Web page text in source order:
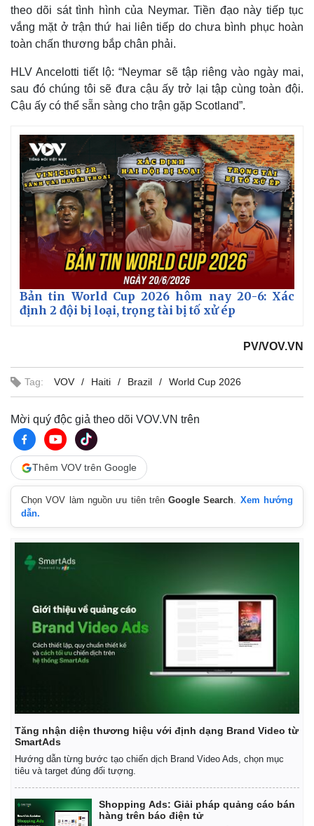
Thế giới
Quan sát
Cuộc sống đó đây
Hồ sơ
Multimedia
Video
Ảnh
E-Magazine
Infographic
theo dõi sát tình hình của Neymar. Tiền đạo này tiếp tục
vắng mặt ở trận thứ hai liên tiếp do chưa bình phục hoàn
toàn chấn thương bắp chân phải.
HLV Ancelotti tiết lộ: “Neymar sẽ tập riêng vào ngày mai,
sau đó chúng tôi sẽ đưa cậu ấy trở lại tập cùng toàn đội.
Cậu ấy có thể sẵn sàng cho trận gặp Scotland”.
Bản tin World Cup 2026 hôm nay 20-6: Xác
định 2 đội bị loại, trọng tài bị tố xử ép
PV/VOV.VN
Tag: VOV Haiti Brazil World Cup 2026
Mời quý độc giả theo dõi VOV.VN trên
Thêm VOV trên Google
Chọn VOV làm nguồn ưu tiên trênGoogle Search. Xem hướng
dẫn.
Tăng nhận diện thương hiệu với định dạng Brand Video từ
SmartAds
Hướng dẫn từng bước tạo chiến dịch Brand Video Ads, chọn mục
tiêu và target đúng đối tượng.
Shopping Ads: Giải pháp quảng cáo bán
hàng trên báo điện tử